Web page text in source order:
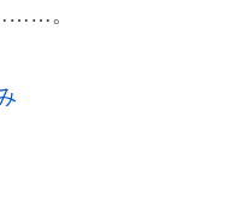
。